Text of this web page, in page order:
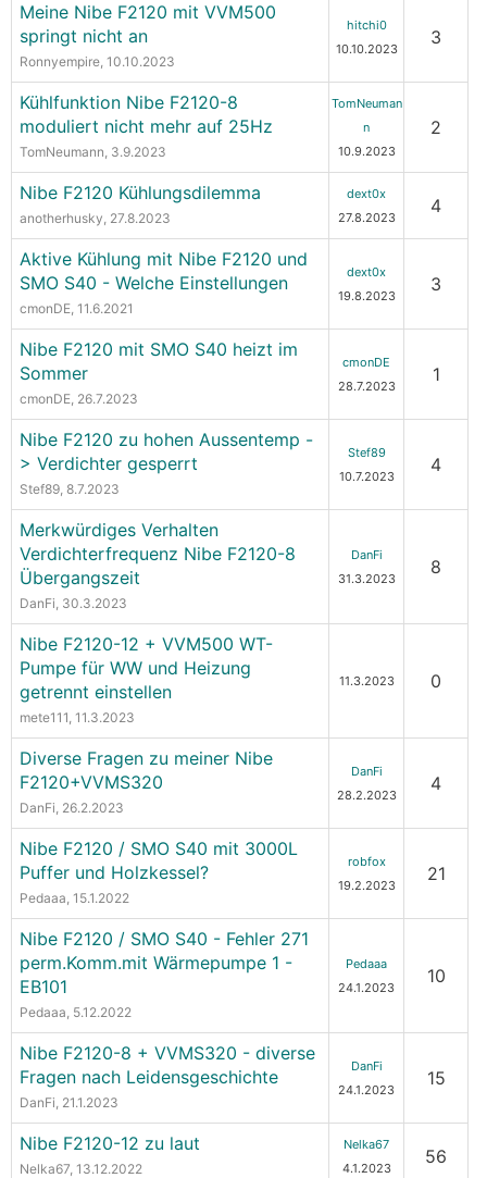
Meine Nibe F2120 mit VVM500
springt nicht an
Ronnyempire, 10.10.2023
hitchi0
10.10.2023
3
Kühlfunktion Nibe F2120-8
moduliert nicht mehr auf 25Hz
TomNeumann, 3.9.2023
TomNeuman
n
10.9.2023
2
Nibe F2120 Kühlungsdilemma
anotherhusky, 27.8.2023
dext0x
27.8.2023
4
Aktive Kühlung mit Nibe F2120 und
SMO S40 - Welche Einstellungen
cmonDE, 11.6.2021
dext0x
19.8.2023
3
Nibe F2120 mit SMO S40 heizt im
Sommer
cmonDE, 26.7.2023
cmonDE
28.7.2023
1
Nibe F2120 zu hohen Aussentemp -
> Verdichter gesperrt
Stef89, 8.7.2023
Stef89
10.7.2023
4
Merkwürdiges Verhalten
Verdichterfrequenz Nibe F2120-8
Übergangszeit
DanFi, 30.3.2023
DanFi
31.3.2023
8
Nibe F2120-12 + VVM500 WT-
Pumpe für WW und Heizung
getrennt einstellen
mete111, 11.3.2023
11.3.2023 0
Diverse Fragen zu meiner Nibe
F2120+VVMS320
DanFi, 26.2.2023
DanFi
28.2.2023
4
Nibe F2120 / SMO S40 mit 3000L
Puffer und Holzkessel?
Pedaaa, 15.1.2022
robfox
19.2.2023
21
Nibe F2120 / SMO S40 - Fehler 271
perm.Komm.mit Wärmepumpe 1 -
EB101
Pedaaa, 5.12.2022
Pedaaa
24.1.2023
10
Nibe F2120-8 + VVMS320 - diverse
Fragen nach Leidensgeschichte
DanFi, 21.1.2023
DanFi
24.1.2023
15
Nibe F2120-12 zu laut
Nelka67, 13.12.2022
Nelka67
4.1.2023
56